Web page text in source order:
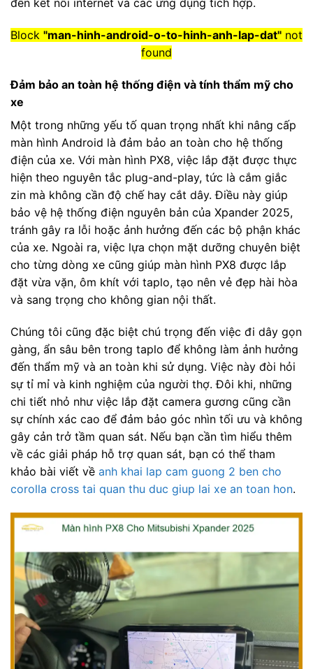
đến kết nối internet và các ứng dụng tích hợp.
Block "man-hinh-android-o-to-hinh-anh-lap-dat" not
found
Đảm bảo an toàn hệ thống điện và tính thẩm mỹ cho
xe
Một trong những yếu tố quan trọng nhất khi nâng cấp
màn hình Android là đảm bảo an toàn cho hệ thống
điện của xe. Với màn hình PX8, việc lắp đặt được thực
hiện theo nguyên tắc plug-and-play, tức là cắm giắc
zin mà không cần độ chế hay cắt dây. Điều này giúp
bảo vệ hệ thống điện nguyên bản của Xpander 2025,
tránh gây ra lỗi hoặc ảnh hưởng đến các bộ phận khác
của xe. Ngoài ra, việc lựa chọn mặt dưỡng chuyên biệt
cho từng dòng xe cũng giúp màn hình PX8 được lắp
đặt vừa vặn, ôm khít với taplo, tạo nên vẻ đẹp hài hòa
và sang trọng cho không gian nội thất.
Chúng tôi cũng đặc biệt chú trọng đến việc đi dây gọn
gàng, ẩn sâu bên trong taplo để không làm ảnh hưởng
đến thẩm mỹ và an toàn khi sử dụng. Việc này đòi hỏi
sự tỉ mỉ và kinh nghiệm của người thợ. Đôi khi, những
chi tiết nhỏ như việc lắp đặt camera gương cũng cần
sự chính xác cao để đảm bảo góc nhìn tối ưu và không
gây cản trở tầm quan sát. Nếu bạn cần tìm hiểu thêm
về các giải pháp hỗ trợ quan sát, bạn có thể tham
khảo bài viết về anh khai lap cam guong 2 ben cho
corolla cross tai quan thu duc giup lai xe an toan hon.